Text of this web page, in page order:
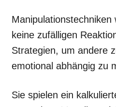
Manipulationstechniken
keine zufälligen
Strategien, um andere
emotional abhängig zu
Sie spielen ein